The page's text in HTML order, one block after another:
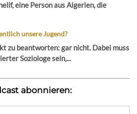
eine Person aus Algerien, die
unsere Jugend?
zu beantworten: gar nicht. Dabei muss
Soziologe sein,...
abonnieren: